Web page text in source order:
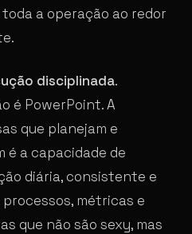
a operação ao redor
disciplinada.
é PowerPoint. A
que planejam e
é a capacidade de
diária, consistente e
métricas e
que não são sexy, mas